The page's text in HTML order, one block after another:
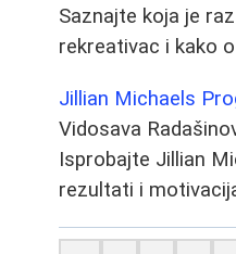
Saznajte koja je
rekreativac i kako
Jillian Michaels
Vidosava
Isprobajte Jillian
rezultati i